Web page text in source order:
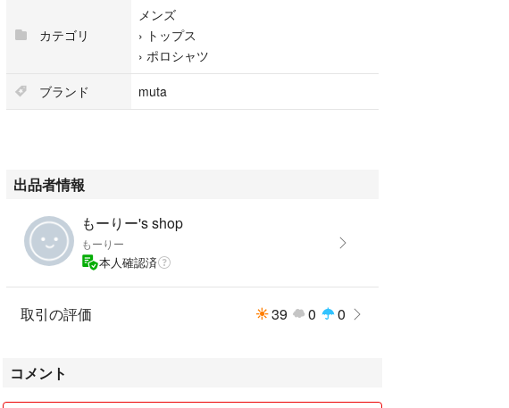
...新品とはいえ自宅保管、シロウト検品に付き、中古品として出品し
ているご理解を頂いた上、細かい見落とし等はお許しください。
＊購入後のサイズ選択ミスや色柄の好み違いなど、返品やクレームに
#muta ゴルフ マリン
#パーリーゲーツ ゴルフ
#ジャックバニー ゴルフ
#マーク&ロナ ゴルフ
#ブリーフィング ゴルフ
パーリーゲイツ
マンシングウェア
カテゴリ
メンズ
› トップス
› ポロシャツ
ブランド
muta
出品者情報
もーりー's shop
もーりー
本人確認済
取引の評価 39 0 0
コメント